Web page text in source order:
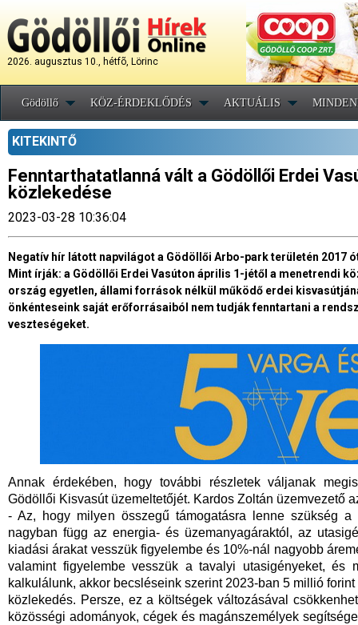
2026. augusztus 10., hétfõ, Lörinc
Gödöllő KÖZ-ÉRDEKLŐDÉS AKTUÁLIS
KITEKINTŐ
Fenntarthatatlanná vált a Gödöllői Erdei
közlekedése
2023-03-28 10:36:04
Negatív hír látott napvilágot a Gödöllői Arbo-park területén 2017
Mint írják: a Gödöllői Erdei Vasúton április 1-jétől a menetrendi
ország egyetlen, állami források nélkül működő erdei
önkénteseink saját erőforrásaiból nem tudják fenntartani a
veszteségeket.
Annak érdekében, hogy további részletek váljanak
Gödöllői Kisvasút üzemeltetőjét. Kardos Zoltán üzemvezető
- Az, hogy milyen összegű támogatásra lenne szükség a
nagyban függ az energia- és üzemanyagáraktól, az
kiadási árakat vesszük figyelembe és 10%-nál nagyobb
valamint figyelembe vesszük a tavalyi utasigényeket, és
kalkulálunk, akkor becsléseink szerint 2023-ban 5 millió
közlekedés. Persze, ez a költségek változásával
közösségi adományok, cégek és magánszemélyek